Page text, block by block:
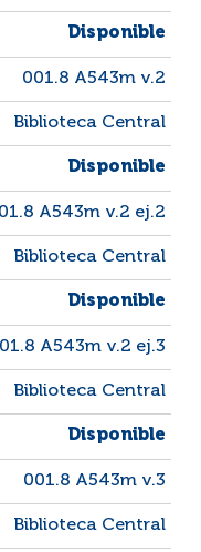
Disponible
001.8 A543m v.2
Biblioteca Central
Disponible
A543m v.2 ej.2
Biblioteca Central
Disponible
A543m v.2 ej.3
Biblioteca Central
Disponible
001.8 A543m v.3
Biblioteca Central